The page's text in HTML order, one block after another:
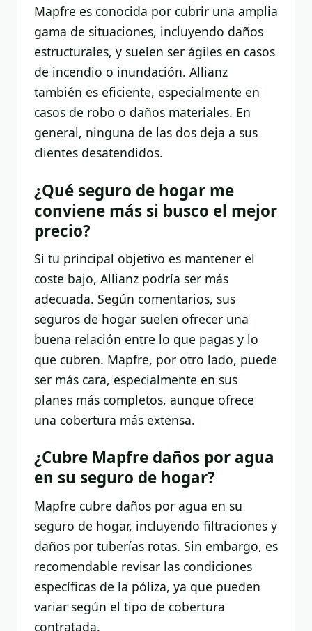
Mapfre es conocida por cubrir una amplia
gama de situaciones, incluyendo daños
estructurales, y suelen ser ágiles en casos
de incendio o inundación. Allianz
también es eficiente, especialmente en
casos de robo o daños materiales. En
general, ninguna de las dos deja a sus
clientes desatendidos.
¿Qué seguro de hogar me
conviene más si busco el mejor
precio?
Si tu principal objetivo es mantener el
coste bajo, Allianz podría ser más
adecuada. Según comentarios, sus
seguros de hogar suelen ofrecer una
buena relación entre lo que pagas y lo
que cubren. Mapfre, por otro lado, puede
ser más cara, especialmente en sus
planes más completos, aunque ofrece
una cobertura más extensa.
¿Cubre Mapfre daños por agua
en su seguro de hogar?
Mapfre cubre daños por agua en su
seguro de hogar, incluyendo filtraciones y
daños por tuberías rotas. Sin embargo, es
recomendable revisar las condiciones
específicas de la póliza, ya que pueden
variar según el tipo de cobertura
contratada.